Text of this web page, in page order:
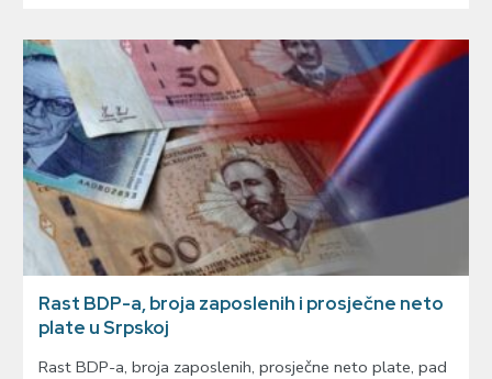
Rast BDP-a, broja zaposlenih i prosječne neto
plate u Srpskoj
Rast BDP-a, broja zaposlenih, prosječne neto plate, pad